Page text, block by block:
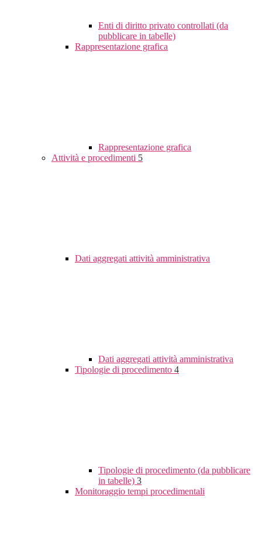
Enti di diritto privato controllati (da
pubblicare in tabelle)
Rappresentazione grafica
Rappresentazione grafica
Attività e procedimenti 5
Dati aggregati attività amministrativa
Dati aggregati attività amministrativa
Tipologie di procedimento 4
Tipologie di procedimento (da pubblicare
in tabelle) 3
Monitoraggio tempi procedimentali